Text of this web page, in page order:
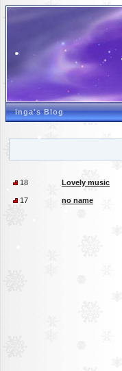
inga's Blog
18 Lovely music
17 no name